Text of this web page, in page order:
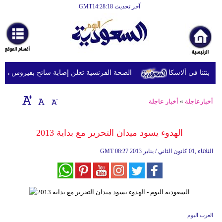
آخر تحديث GMT14:28:18
أخبارعاجلة
رياضة
ثقافة
إقتصاد
وموسيقى
الصحة الفرنسية تعلن إصابة سائح بفيروس هانتا
أخبارعاجلة » أخبار عاجلة
الهدوء يسود ميدان التحرير مع بداية 2013
GMT 08:27 2013 الثلاثاء ,01 كانون الثاني / يناير
العرب اليوم